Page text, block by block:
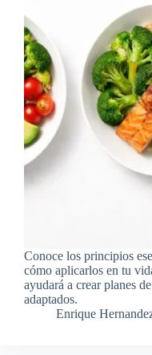
Conoce los principios
cómo aplicarlos en tu
ayudará a crear planes
adaptados.
Enrique